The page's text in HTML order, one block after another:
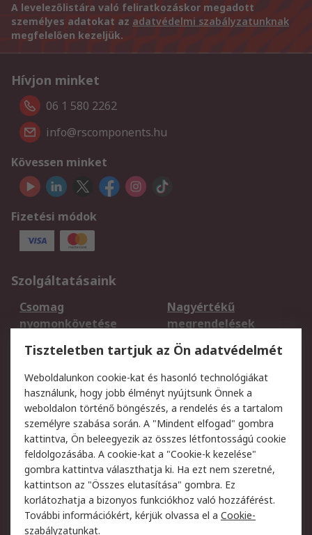
A levelezőlistára való feliratkozáskor megadott
személyes adatokat az adatvédelmi szabályzatunknak
megfelelően kezeljük.
Hívjon minket
06 1 580 2262
info@rscomponents.hu
Kövessen minket
Fizetési módok
Szolgáltatásaink
Csomag
nyomonkövetése
Nagyértékű
megrendelések
Regisztráció
Szállítás
Termékvisszaküldés
Szolgáltatások
Jogi
Adatvédelmi
szabályzat
Az RS értékesítési
feltételei
Cookie szabályzat
Email biztonság
Webhelyre vonatkozó
feltételek
Weboldal felhasználói
szabályzata
Tiszteletben tartjuk az Ön adatvédelmét
Weboldalunkon cookie-kat és hasonló technológiákat
használunk, hogy jobb élményt nyújtsunk Önnek a
weboldalon történő böngészés, a rendelés és a tartalom
személyre szabása során. A "Mindent elfogad" gombra
kattintva, Ön beleegyezik az összes létfontosságú cookie
feldolgozásába. A cookie-kat a "Cookie-k kezelése"
gombra kattintva választhatja ki. Ha ezt nem szeretné,
kattintson az "Összes elutasítása" gombra. Ez
korlátozhatja a bizonyos funkciókhoz való hozzáférést.
További információkért, kérjük olvassa el a Cookie-
szabályzatunkat.